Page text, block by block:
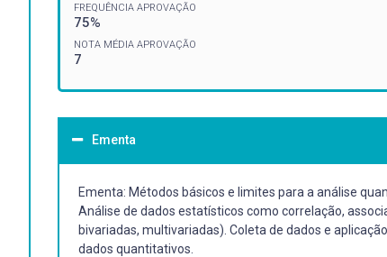
FREQUÊNCIA APROVAÇÃO
75%
NOTA MÉDIA APROVAÇÃO
7
Ementa
Ementa: Métodos básicos e limites para a análise
Análise de dados estatísticos como correlação,
bivariadas, multivariadas). Coleta de dados e
dados quantitativos.